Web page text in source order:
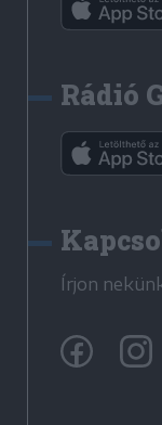
Rádió
Írjon